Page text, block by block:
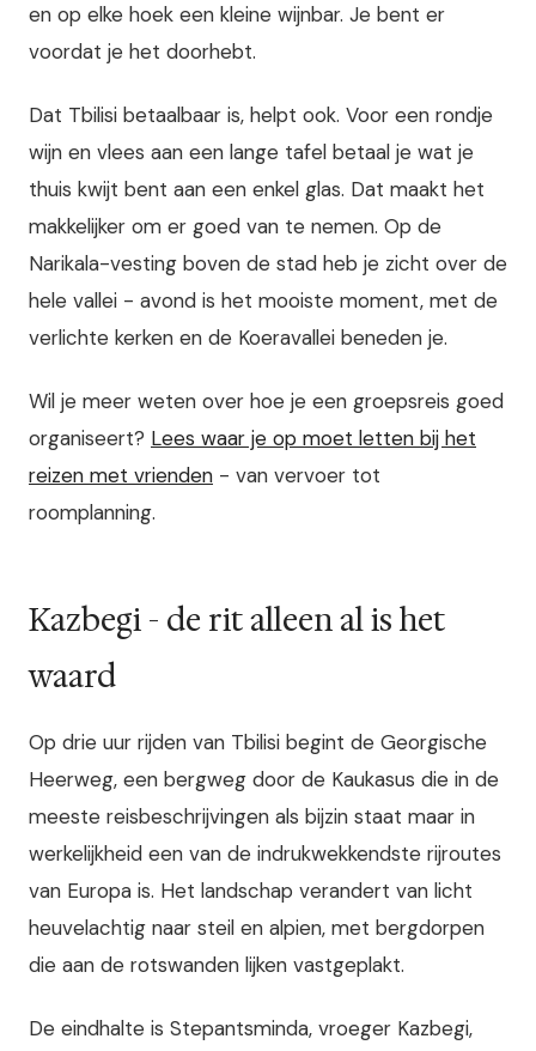
en op elke hoek een kleine wijnbar. Je bent er
voordat je het doorhebt.
Dat Tbilisi betaalbaar is, helpt ook. Voor een rondje
wijn en vlees aan een lange tafel betaal je wat je
thuis kwijt bent aan een enkel glas. Dat maakt het
makkelijker om er goed van te nemen. Op de
Narikala-vesting boven de stad heb je zicht over de
hele vallei - avond is het mooiste moment, met de
verlichte kerken en de Koeravallei beneden je.
Wil je meer weten over hoe je een groepsreis goed
organiseert? Lees waar je op moet letten bij het
reizen met vrienden - van vervoer tot
roomplanning.
Kazbegi - de rit alleen al is het
waard
Op drie uur rijden van Tbilisi begint de Georgische
Heerweg, een bergweg door de Kaukasus die in de
meeste reisbeschrijvingen als bijzin staat maar in
werkelijkheid een van de indrukwekkendste rijroutes
van Europa is. Het landschap verandert van licht
heuvelachtig naar steil en alpien, met bergdorpen
die aan de rotswanden lijken vastgeplakt.
De eindhalte is Stepantsminda, vroeger Kazbegi,